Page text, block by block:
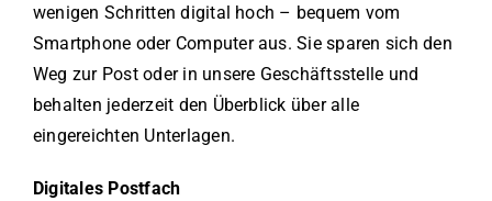
wenigen Schritten digital hoch – bequem vom
Smartphone oder Computer aus. Sie sparen sich den
Weg zur Post oder in unsere Geschäftsstelle und
behalten jederzeit den Überblick über alle
eingereichten Unterlagen.
Digitales Postfach